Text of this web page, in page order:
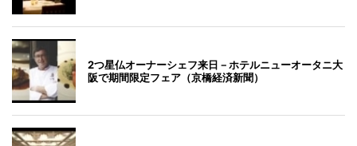
2つ星仏オーナーシェフ来日－ホテルニューオータニ大
阪で期間限定フェア（京橋経済新聞）